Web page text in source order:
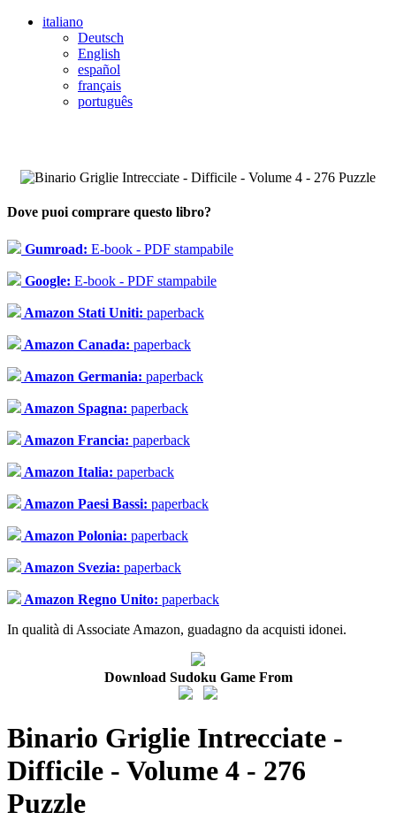
italiano
Deutsch
English
español
français
português
Dove puoi comprare questo libro?
Gumroad: E-book - PDF stampabile
Google: E-book - PDF stampabile
Amazon Stati Uniti: paperback
Amazon Canada: paperback
Amazon Germania: paperback
Amazon Spagna: paperback
Amazon Francia: paperback
Amazon Italia: paperback
Amazon Paesi Bassi: paperback
Amazon Polonia: paperback
Amazon Svezia: paperback
Amazon Regno Unito: paperback
In qualità di Associate Amazon, guadagno da acquisti idonei.
Download Sudoku Game From
Binario Griglie Intrecciate -
Difficile - Volume 4 - 276
Puzzle